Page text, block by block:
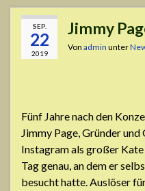
SEP.
22
2019
Jimmy
Von admin unter
Fünf Jahre nach den
Jimmy Page, Gründer
Instagram als großer
Tag genau, an dem er
besucht hatte. Auslöser